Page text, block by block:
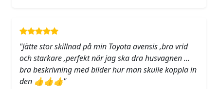
"Jätte stor skillnad på min Toyota avensis ,bra vrid
och starkare ,perfekt när jag ska dra husvagnen …
bra beskrivning med bilder hur man skulle koppla in
den 👍👍👍"